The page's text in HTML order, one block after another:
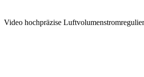
Video hochpräzise